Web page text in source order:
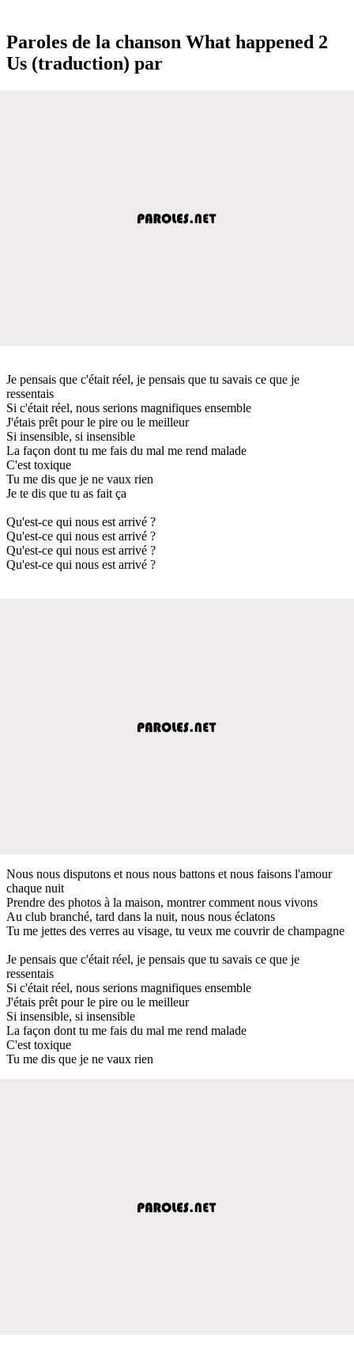
Paroles de la chanson What happened 2
Us (traduction) par
Je pensais que c'était réel, je pensais que tu savais ce que je
ressentais
Si c'était réel, nous serions magnifiques ensemble
J'étais prêt pour le pire ou le meilleur
Si insensible, si insensible
La façon dont tu me fais du mal me rend malade
C'est toxique
Tu me dis que je ne vaux rien
Je te dis que tu as fait ça
Qu'est-ce qui nous est arrivé ?
Qu'est-ce qui nous est arrivé ?
Qu'est-ce qui nous est arrivé ?
Qu'est-ce qui nous est arrivé ?
Nous nous disputons et nous nous battons et nous faisons l'amour
chaque nuit
Prendre des photos à la maison, montrer comment nous vivons
Au club branché, tard dans la nuit, nous nous éclatons
Tu me jettes des verres au visage, tu veux me couvrir de champagne
Je pensais que c'était réel, je pensais que tu savais ce que je
ressentais
Si c'était réel, nous serions magnifiques ensemble
J'étais prêt pour le pire ou le meilleur
Si insensible, si insensible
La façon dont tu me fais du mal me rend malade
C'est toxique
Tu me dis que je ne vaux rien